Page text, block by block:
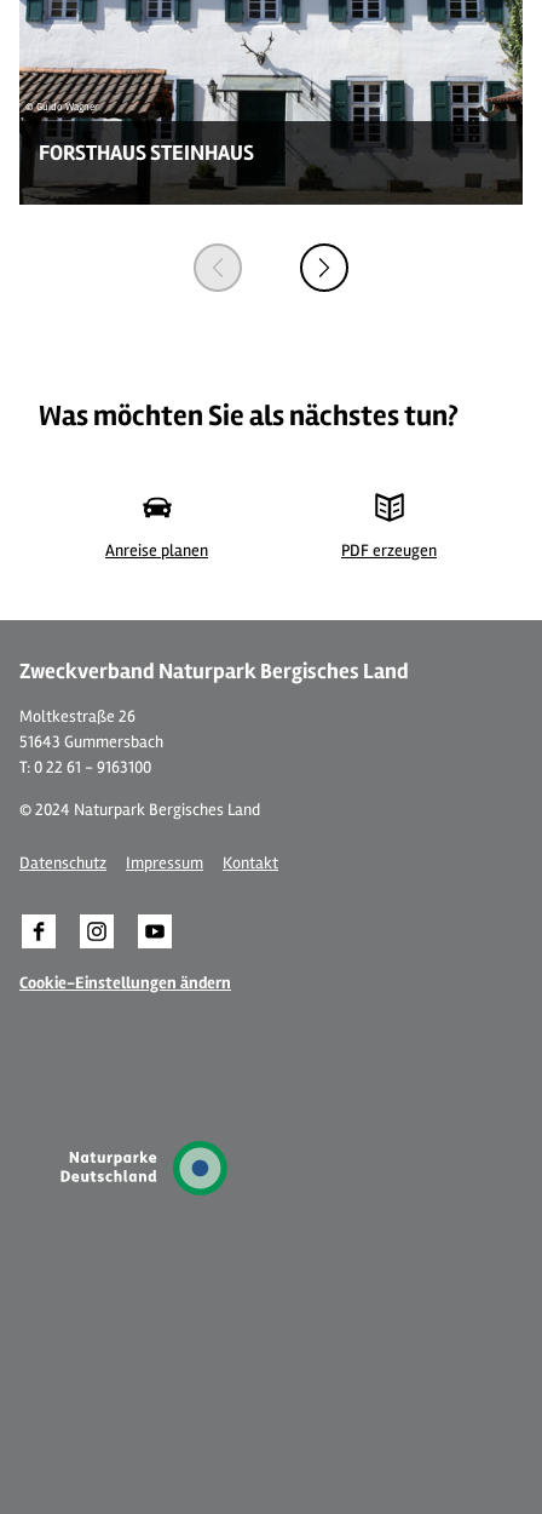
© Guido Wagner
FORSTHAUS STEINHAUS
Was möchten Sie als nächstes tun?
Anreise planen PDF erzeugen
Zweckverband Naturpark Bergisches Land
Moltkestraße 26
51643 Gummersbach
T: 0 22 61 - 9163100
© 2024 Naturpark Bergisches Land
Datenschutz Impressum Kontakt
Cookie-Einstellungen ändern